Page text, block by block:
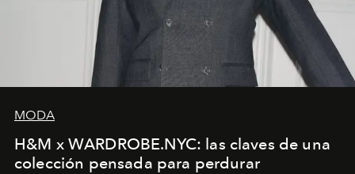
MODA
H&M x WARDROBE.NYC: las claves de una
colección pensada para perdurar